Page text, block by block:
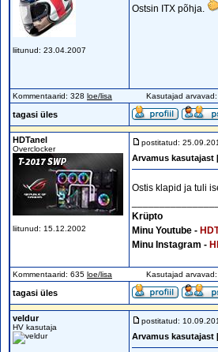
liitunud: 23.04.2007
Ostsin ITX põhja.
Kommentaarid: 328 loe/lisa Kasutajad arvavad:
tagasi üles
HDTanel
Overclocker
liitunud: 15.12.2002
postitatud:
Arvamus kasutajast
Ostis klapid ja tuli
Krüpto
Minu Youtube -
Minu Instagram -
Kommentaarid: 635 loe/lisa Kasutajad arvavad:
tagasi üles
veldur
HV kasutaja
postitatud:
Arvamus kasutajast